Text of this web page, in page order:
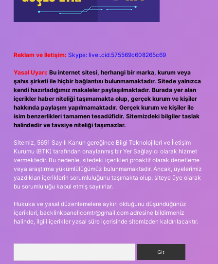
Reklam ve İletişim: Skype: live:.cid.575569c608265c69
Yasal Uyarı: Bu internet sitesi, herhangi bir marka, kurum veya
şahıs şirketi ile hiçbir bağlantısı bulunmamaktadır. Sitede yalnızca
kendi hazırladığımız makaleler paylaşılmaktadır. Burada yer alan
içerikler haber niteliği taşımamakta olup, gerçek kurum ve kişiler
hakkında paylaşım yapılmamaktadır. Gerçek kurum ve kişiler ile
isim benzerlikleri tamamen tesadüfidir. Sitemizdeki bilgiler taslak
halindedir ve tavsiye niteliği taşımazlar.
Sitemiz, 5651 Sayılı Kanun gereğince Bilgi Teknolojileri ve İletişim
Kurumu (BTK) tarafından onaylanmış bir Yer Sağlayıcı olarak hizmet
vermektedir. Bu nedenle, sitedeki içerikleri proaktif olarak denetleme
veya araştırma yükümlülüğümüz bulunmamaktadır. Ancak, üyelerimiz
yazdıkları içeriklerin sorumluluğunu taşımakta olup, siteye üye olarak
bu sorumluluğu kabul etmiş sayılırlar.
Hukuka ve yasal düzenlemelere aykırı olduğunu düşündüğünüz
içerikleri, backlinkpanelicomtr@gmail.com adresine bildirmeniz
halinde, ilgili içerikler yasal süre içerisinde sitemizden kaldırılacaktır.